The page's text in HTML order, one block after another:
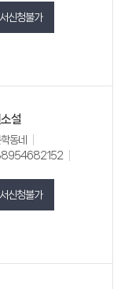
신청불가
설
동네
신청불가